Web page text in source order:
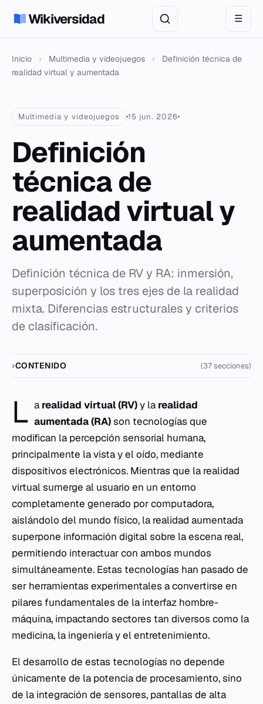
Wikiversidad ☰
Inicio › Multimedia y videojuegos ›
Definición técnica de
realidad virtual y aumentada
Multimedia y videojuegos 15 jun. 2026
Definición
técnica de
realidad virtual y
aumentada
Definición técnica de RV y RA: inmersión,
superposición y los tres ejes de la realidad
mixta. Diferencias estructurales y criterios
de clasificación.
CONTENIDO (37 secciones)
L a realidad virtual (RV)y la realidad
aumentada (RA)son tecnologías que
modifican la percepción sensorial humana,
principalmente la vista y el oído, mediante
dispositivos electrónicos. Mientras que la realidad
virtual sumerge al usuario en un entorno
completamente generado por computadora,
aislándolo del mundo físico, la realidad aumentada
superpone información digital sobre la escena real,
permitiendo interactuar con ambos mundos
simultáneamente. Estas tecnologías han pasado de
ser herramientas experimentales a convertirse en
pilares fundamentales de la interfaz hombre-
máquina, impactando sectores tan diversos como la
medicina, la ingeniería y el entretenimiento.
El desarrollo de estas tecnologías no depende
únicamente de la potencia de procesamiento, sino
de la integración de sensores, pantallas de alta